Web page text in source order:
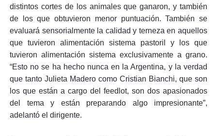
distintos cortes de los animales que ganaron, y también
de los que obtuvieron menor puntuación. También se
evaluará sensorialmente la calidad y terneza en aquellos
que tuvieron alimentación sistema pastoril y los que
tuvieron alimentación sistema exclusivamente a grano.
“Esto no se ha hecho nunca en la Argentina, y la verdad
que tanto Julieta Madero como Cristian Bianchi, que son
los que están a cargo del feedlot, son dos apasionados
del tema y están preparando algo impresionante”,
adelantó el dirigente.